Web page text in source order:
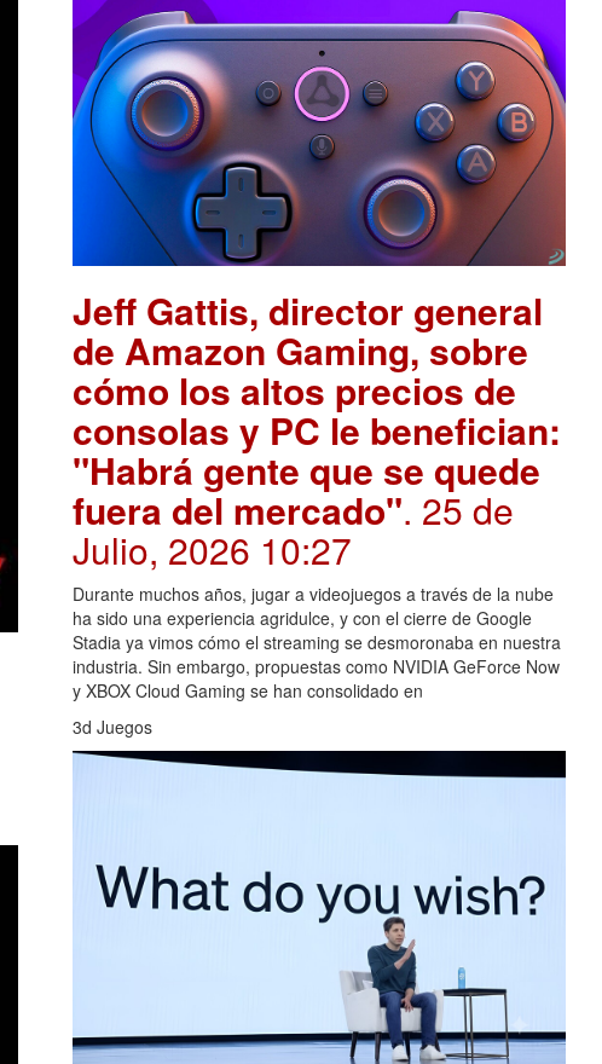
Jeff Gattis, director general
de Amazon Gaming, sobre
cómo los altos precios de
consolas y PC le benefician:
"Habrá gente que se quede
fuera del mercado". 25 de
Julio, 2026 10:27
Durante muchos años, jugar a videojuegos a través de la nube
ha sido una experiencia agridulce, y con el cierre de Google
Stadia ya vimos cómo el streaming se desmoronaba en nuestra
industria. Sin embargo, propuestas como NVIDIA GeForce Now
y XBOX Cloud Gaming se han consolidado en
3d Juegos